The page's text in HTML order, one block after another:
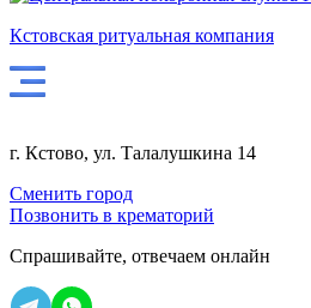
Кстовская ритуальная компания
г. Кстово, ул. Талалушкина 14
Сменить город
Позвонить в крематорий
Спрашивайте, отвечаем онлайн